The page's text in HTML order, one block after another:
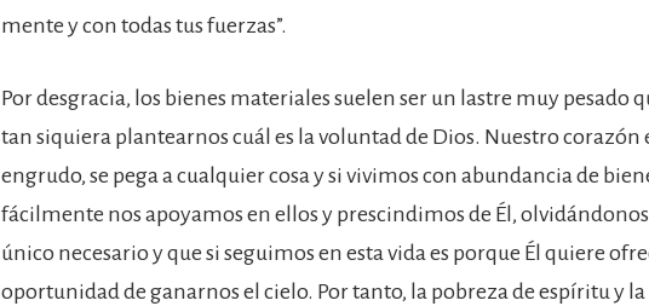
mente y con todas tus fuerzas”.
Por desgracia, los bienes materiales suelen ser un lastre muy pesado
tan siquiera plantearnos cuál es la voluntad de Dios. Nuestro corazón
engrudo, se pega a cualquier cosa y si vivimos con abundancia de
fácilmente nos apoyamos en ellos y prescindimos de Él, olvidándonos
único necesario y que si seguimos en esta vida es porque Él quiere
oportunidad de ganarnos el cielo. Por tanto, la pobreza de espíritu y